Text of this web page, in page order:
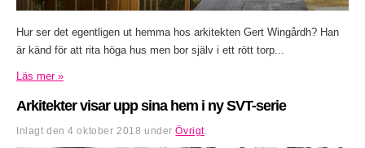
Hur ser det egentligen ut hemma hos arkitekten Gert Wingårdh? Han
är känd för att rita höga hus men bor själv i ett rött torp...
Läs mer »
Arkitekter visar upp sina hem i ny SVT-serie
Inlagt den4 oktober 2018 underÖvrigt.